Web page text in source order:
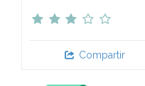
Compartir